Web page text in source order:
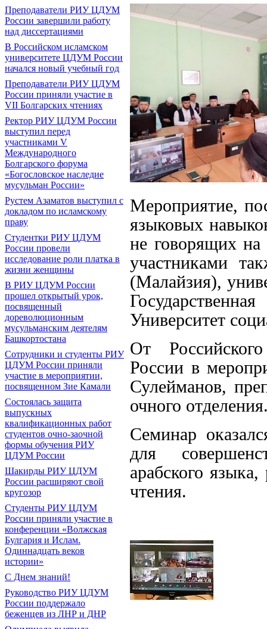
Преподаватели РИУ ЦДУМ
России завершили работу
над диссертациями
В Российском исламском
университете ЦДУМ России
начался новый учебный год
Преподаватели РИУ ЦДУМ
России приняли участие в
VII Болгарских чтениях
Ректор РИУ ЦДУМ России
выступил перед
участниками V
Международного
Болгарского форума
«Богословское наследие
мусульман России»
Рустем Азаматов выступил с
докладом по исламскому
праву
Студентки РИУ ЦДУМ
России провели
исследование роли платка в
жизни женщины
В РИУ ЦДУМ России
прошел открытый урок,
посвященный
дореволюционным
мусульманским деятелям
Башкортостана
Сотрудники и студенты РИУ
ЦДУМ России приняли
участие в мероприятии,
посвященном Зие Камали
Состоялась защита
выпускных
квалификационных работ
студентов очно-заочной
формы обучения РИУ
ЦДУМ России
Шакирды РИУ ЦДУМ
России расширяют свой
кругозор
Студенты РИУ ЦДУМ
России приняли участие в
конференции «Волжская
Булгария и Ислам.
Одиннадцать веков
истории»
С Днем знаний!
Руководство РИУ ЦДУМ
России поддержало
беженцев из ЛНР и ДНР
Мероприятие,
языковых
не говорящих
участниками
(Малайзия),
Университет
От
России в
Сулейманов,
очного
Семинар
для
арабского
чтения.